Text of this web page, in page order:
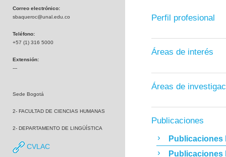
Correo electrónico:
sbaqueroc@unal.edu.co
Teléfono:
+57 (1) 316 5000
Extensión:
---
Sede Bogotá
2- FACULTAD DE CIENCIAS HUMANAS
2- DEPARTAMENTO DE LINGÜÍSTICA
CVLAC
Perfil profesional
Áreas de interés
Áreas de
Publicaciones
Publicaciones
Publicaciones